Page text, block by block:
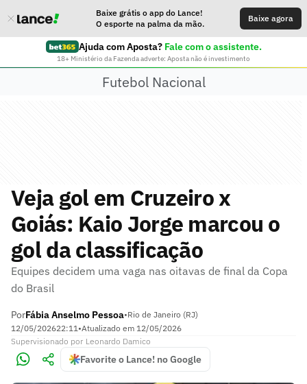
Baixe grátis o app do Lance!
O esporte na palma da mão.
Baixe agora
Ajuda com Aposta? Fale com o assistente.
18+ Ministério da Fazenda adverte: Aposta não é investimento
Futebol Nacional
Veja gol em Cruzeiro x
Goiás: Kaio Jorge marcou o
gol da classificação
Equipes decidem uma vaga nas oitavas de final da Copa
do Brasil
PorFábia Anselmo Pessoa•Rio de Janeiro (RJ)
12/05/202622:11•Atualizado em 12/05/2026
Supervisionado por Leonardo Damico
Favorite o Lance! no Google